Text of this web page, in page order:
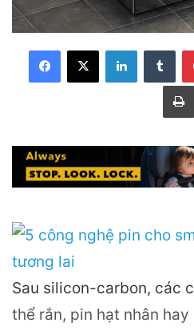
LinkedIn
Sau silicon-carbon, các
thể rắn, pin hạt nhân